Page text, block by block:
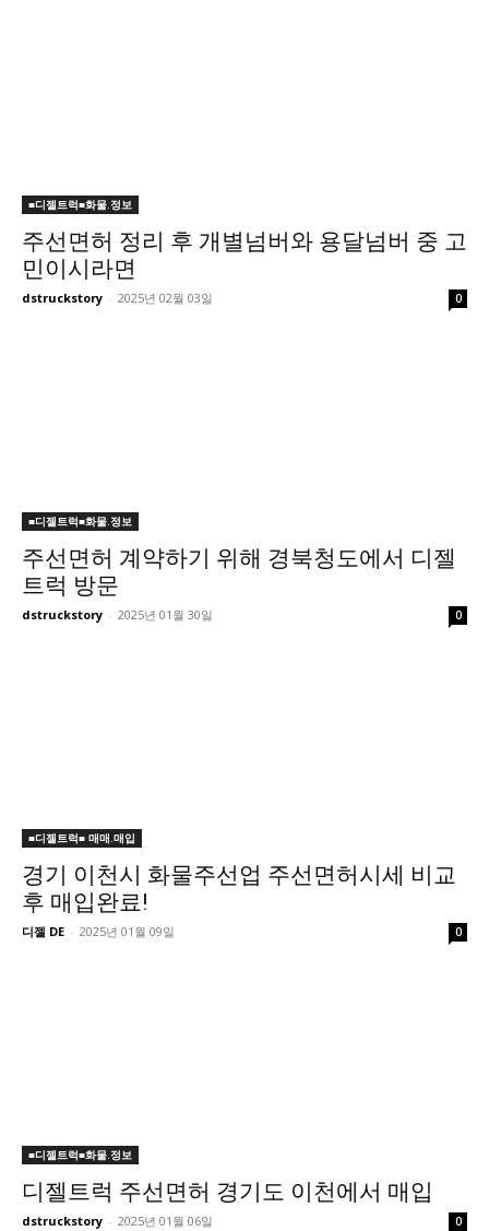
■디젤트럭■화물.정보
주선면허 정리 후 개별넘버와 용달넘버 중 고
민이시라면
dstruckstory - 2025년 02월 03일 0
■디젤트럭■화물.정보
주선면허 계약하기 위해 경북청도에서 디젤
트럭 방문
dstruckstory - 2025년 01월 30일 0
■디젤트럭■ 매매.매입
경기 이천시 화물주선업 주선면허시세 비교
후 매입완료!
디젤 DE - 2025년 01월 09일 0
■디젤트럭■화물.정보
디젤트럭 주선면허 경기도 이천에서 매입
dstruckstory - 2025년 01월 06일 0